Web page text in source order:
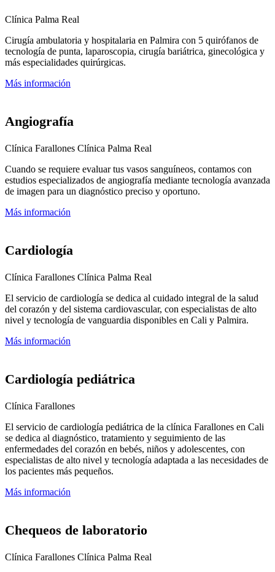
Clínica Palma Real
Cirugía ambulatoria y hospitalaria en Palmira con 5 quirófanos de
tecnología de punta, laparoscopia, cirugía bariátrica, ginecológica y
más especialidades quirúrgicas.
Más información
Angiografía
Clínica Farallones Clínica Palma Real
Cuando se requiere evaluar tus vasos sanguíneos, contamos con
estudios especializados de angiografía mediante tecnología avanzada
de imagen para un diagnóstico preciso y oportuno.
Más información
Cardiología
Clínica Farallones Clínica Palma Real
El servicio de cardiología se dedica al cuidado integral de la salud
del corazón y del sistema cardiovascular, con especialistas de alto
nivel y tecnología de vanguardia disponibles en Cali y Palmira.
Más información
Cardiología pediátrica
Clínica Farallones
El servicio de cardiología pediátrica de la clínica Farallones en Cali
se dedica al diagnóstico, tratamiento y seguimiento de las
enfermedades del corazón en bebés, niños y adolescentes, con
especialistas de alto nivel y tecnología adaptada a las necesidades de
los pacientes más pequeños.
Más información
Chequeos de laboratorio
Clínica Farallones Clínica Palma Real